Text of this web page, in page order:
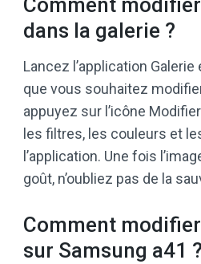
Comment
dans la galerie ?
Lancez l’application
que vous souhaitez
appuyez sur l’icône
les filtres, les couleurs et
l’application. Une fois
goût, n’oubliez pas de la
Comment
sur Samsung a41 ?